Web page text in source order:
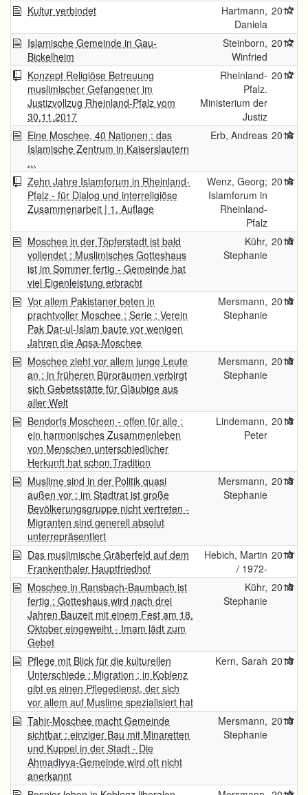
Kultur verbindet
Hartmann,
Daniela
2017
Islamische Gemeinde in Gau-
Bickelheim
Steinborn,
Winfried
2017
Konzept Religiöse Betreuung
muslimischer Gefangener im
Justizvollzug Rheinland-Pfalz vom
30.11.2017
Rheinland-
Pfalz.
Ministerium der
Justiz
2017
Eine Moschee, 40 Nationen : das
Islamische Zentrum in Kaiserslautern
...
Erb, Andreas 2016
Zehn Jahre Islamforum in Rheinland-
Pfalz - für Dialog und interreligiöse
Zusammenarbeit | 1. Auflage
Wenz, Georg;
Islamforum in
Rheinland-
Pfalz
2016
Moschee in der Töpferstadt ist bald
vollendet : Muslimisches Gotteshaus
ist im Sommer fertig - Gemeinde hat
viel Eigenleistung erbracht
Kühr,
Stephanie
2015
Vor allem Pakistaner beten in
prachtvoller Moschee : Serie ; Verein
Pak Dar-ul-Islam baute vor wenigen
Jahren die Aqsa-Moschee
Mersmann,
Stephanie
2015
Moschee zieht vor allem junge Leute
an : in früheren Büroräumen verbirgt
sich Gebetsstätte für Gläubige aus
aller Welt
Mersmann,
Stephanie
2015
Bendorfs Moscheen - offen für alle :
ein harmonisches Zusammenleben
von Menschen unterschiedlicher
Herkunft hat schon Tradition
Lindemann,
Peter
2015
Muslime sind in der Politik quasi
außen vor : im Stadtrat ist große
Bevölkerungsgruppe nicht vertreten -
Migranten sind generell absolut
unterrepräsentiert
Mersmann,
Stephanie
2015
Das muslimische Gräberfeld auf dem
Frankenthaler Hauptfriedhof
Hebich, Martin
/ 1972-
2015
Moschee in Ransbach-Baumbach ist
fertig : Gotteshaus wird nach drei
Jahren Bauzeit mit einem Fest am 18.
Oktober eingeweiht - Imam lädt zum
Gebet
Kühr,
Stephanie
2015
Pflege mit Blick für die kulturellen
Unterschiede : Migration ; in Koblenz
gibt es einen Pflegedienst, der sich
vor allem auf Muslime spezialisiert hat
Kern, Sarah 2015
Tahir-Moschee macht Gemeinde
sichtbar : einziger Bau mit Minaretten
und Kuppel in der Stadt - Die
Ahmadiyya-Gemeinde wird oft nicht
anerkannt
Mersmann,
Stephanie
2015